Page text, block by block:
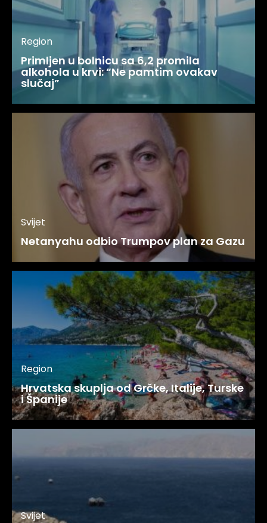
Region
Primljen u bolnicu sa 6,2 promila
alkohola u krvi: “Ne pamtim ovakav
slučaj”
Svijet
Netanyahu odbio Trumpov plan za Gazu
Region
Hrvatska skuplja od Grčke, Italije, Turske
i Španije
Svijet